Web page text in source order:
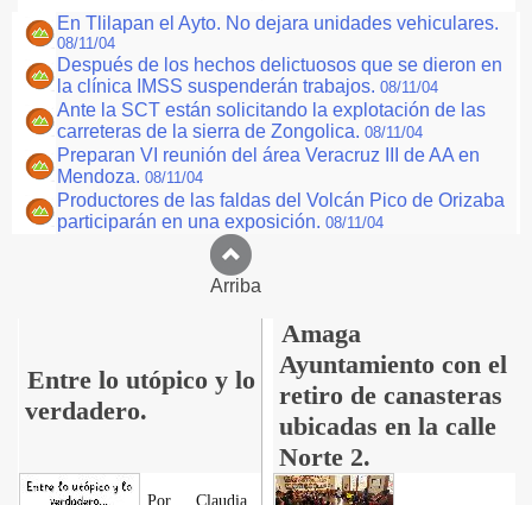
En Tlilapan el Ayto. No dejara unidades vehiculares.
08/11/04
Después de los hechos delictuosos que se dieron en
la clínica IMSS suspenderán trabajos. 08/11/04
Ante la SCT están solicitando la explotación de las
carreteras de la sierra de Zongolica. 08/11/04
Preparan VI reunión del área Veracruz III de AA en
Mendoza. 08/11/04
Productores de las faldas del Volcán Pico de Orizaba
participarán en una exposición. 08/11/04
Arriba
Entre lo utópico y lo
verdadero.
Amaga
Ayuntamiento con el
retiro de canasteras
ubicadas en la calle
Norte 2.
Por Claudia